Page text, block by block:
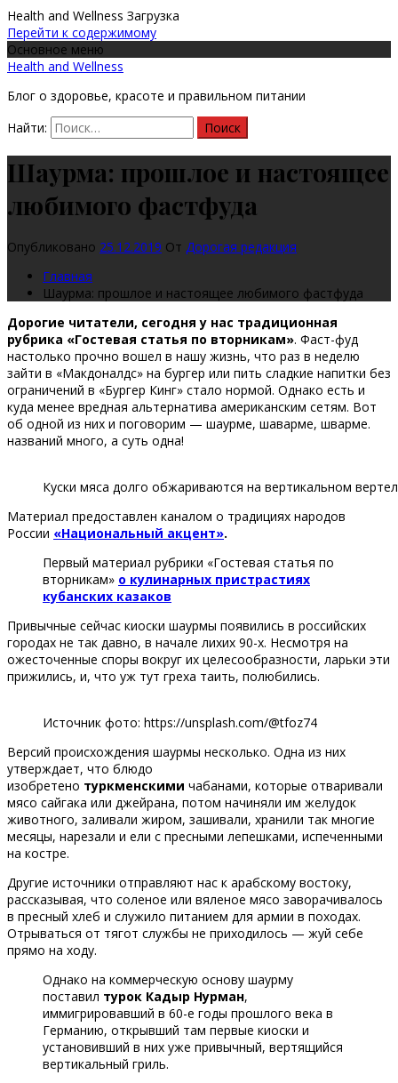
Health and Wellness Загрузка
Перейти к содержимому
Основное меню
Health and Wellness
Блог о здоровье, красоте и правильном питании
Найти:
Шаурма: прошлое и настоящее
любимого фастфуда
Опубликовано 25.12.2019 От Дорогая редакция
Главная
Шаурма: прошлое и настоящее любимого фастфуда
Дорогие читатели, сегодня у нас традиционная
рубрика «Гостевая статья по вторникам». Фаст-фуд
настолько прочно вошел в нашу жизнь, что раз в неделю
зайти в «Макдоналдс» на бургер или пить сладкие напитки без
ограничений в «Бургер Кинг» стало нормой. Однако есть и
куда менее вредная альтернатива американским сетям. Вот
об одной из них и поговорим — шаурме, шаварме, шварме.
названий много, а суть одна!
Куски мяса долго обжариваются на вертикальном
Материал предоставлен каналом о традициях народов
России «Национальный акцент».
Первый материал рубрики «Гостевая статья по
вторникам» о кулинарных пристрастиях
кубанских казаков
Привычные сейчас киоски шаурмы появились в российских
городах не так давно, в начале лихих 90-х. Несмотря на
ожесточенные споры вокруг их целесообразности, ларьки эти
прижились, и, что уж тут греха таить, полюбились.
Источник фото: https://unsplash.com/@tfoz74
Версий происхождения шаурмы несколько. Одна из них
утверждает, что блюдо
изобретено туркменскими чабанами, которые отваривали
мясо сайгака или джейрана, потом начиняли им желудок
животного, заливали жиром, зашивали, хранили так многие
месяцы, нарезали и ели с пресными лепешками, испеченными
на костре.
Другие источники отправляют нас к арабскому востоку,
рассказывая, что соленое или вяленое мясо заворачивалось
в пресный хлеб и служило питанием для армии в походах.
Отрываться от тягот службы не приходилось — жуй себе
прямо на ходу.
Однако на коммерческую основу шаурму
поставил турок Кадыр Нурман,
иммигрировавший в 60-е годы прошлого века в
Германию, открывший там первые киоски и
установивший в них уже привычный, вертящийся
вертикальный гриль.